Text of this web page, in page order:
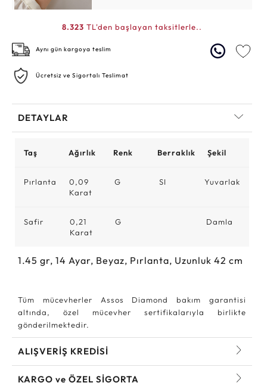
8.323 TL'den başlayan taksitlerle..
Aynı gün kargoya teslim
Ücretsiz ve Sigortalı Teslimat
DETAYLAR
Taş Ağırlık Renk Berraklık Şekil
Pırlanta
0,09
Karat
G SI Yuvarlak
Safir
0,21
Karat
G Damla
1.45 gr, 14 Ayar, Beyaz, Pırlanta, Uzunluk 42 cm
Tüm mücevherler Assos Diamond bakım garantisi
altında, özel mücevher sertifikalarıyla birlikte
gönderilmektedir.
ALIŞVERİŞ KREDİSİ
KARGO ve ÖZEL SİGORTA